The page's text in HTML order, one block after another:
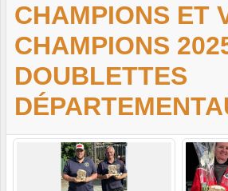
CHAMPIONS ET
CHAMPIONS
DOUBLETTES